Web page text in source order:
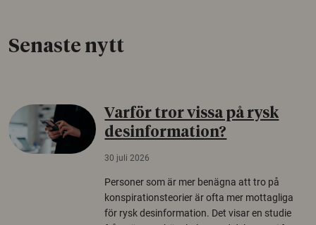
Senaste nytt
Varför tror vissa på rysk
desinformation?
30 juli 2026
Personer som är mer benägna att tro på
konspirationsteorier är ofta mer mottagliga
för rysk desinformation. Det visar en studie